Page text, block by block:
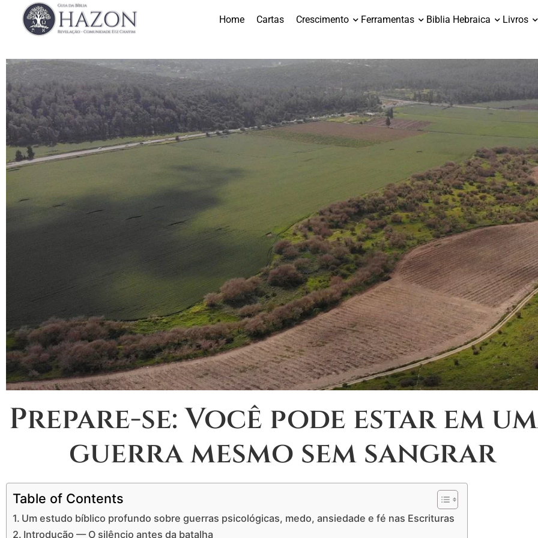
Home Cartas Crescimento Ferramentas Biblia Hebraica Livros
Prepare-se: Você pode estar em
guerra mesmo sem sangrar
Table of Contents
Um estudo bíblico profundo sobre guerras psicológicas, medo, ansiedade e fé nas Escrituras
Introdução — O silêncio antes da batalha